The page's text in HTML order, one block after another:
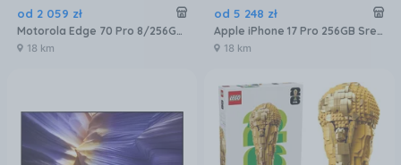
od 2 059 zł
Motorola Edge 70 Pro 8/256GB Bordowy
18 km
od 5 248 zł
Apple iPhone 17 Pro 256GB Srebrny
18 km